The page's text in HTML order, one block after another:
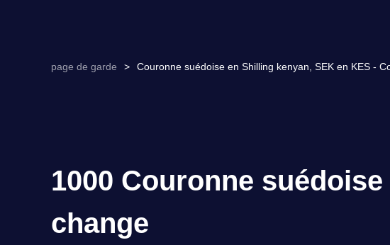
page de garde > Couronne suédoise en Shilling kenyan, SEK en KES -
1000 Couronne
change